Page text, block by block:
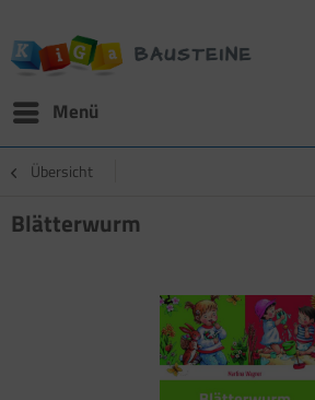
Menü
Übersicht
Blätterwurm